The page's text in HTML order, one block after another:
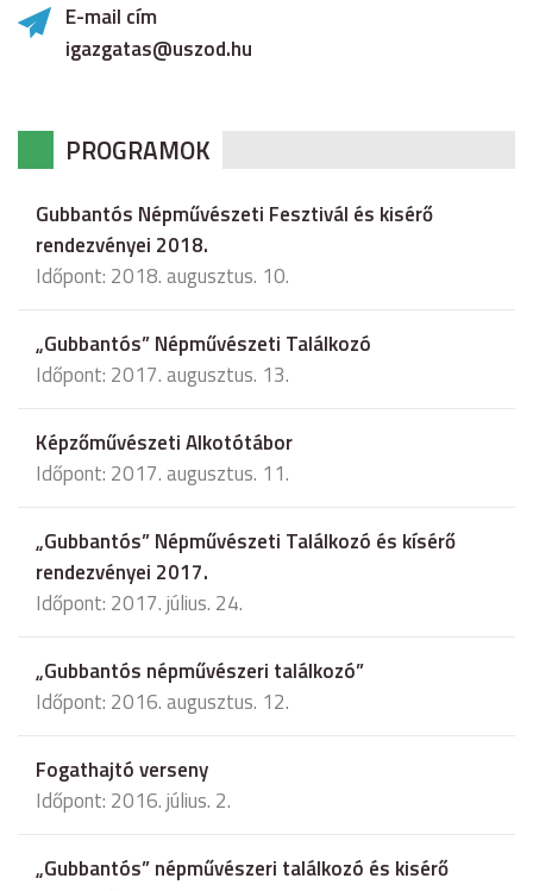
E-mail cím
igazgatas@uszod.hu
PROGRAMOK
Gubbantós Népművészeti Fesztivál és kisérő
rendezvényei 2018.
Időpont: 2018. augusztus. 10.
„Gubbantós” Népművészeti Találkozó
Időpont: 2017. augusztus. 13.
Képzőművészeti Alkotótábor
Időpont: 2017. augusztus. 11.
„Gubbantós” Népművészeti Találkozó és kísérő
rendezvényei 2017.
Időpont: 2017. július. 24.
„Gubbantós népművészeri találkozó”
Időpont: 2016. augusztus. 12.
Fogathajtó verseny
Időpont: 2016. július. 2.
„Gubbantós” népművészeri találkozó és kisérő